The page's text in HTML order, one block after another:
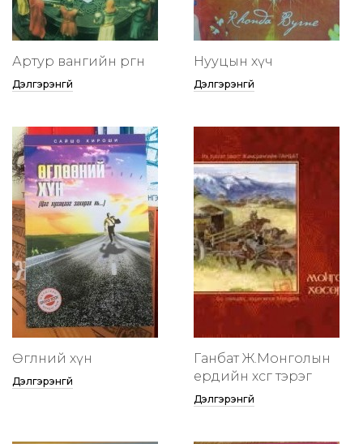
Артур вангийн өргөөнөө
Дэлгэрэнгүй
Нууцын хүч
Дэлгэрэнгүй
Өглөөний хүн
Дэлгэрэнгүй
Ганбат Ж.Монголын
ердийн хөсөг тэрэг
Дэлгэрэнгүй